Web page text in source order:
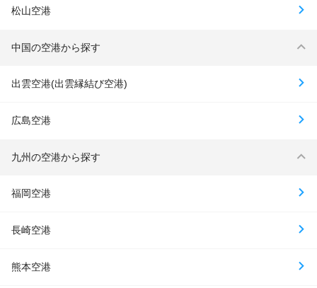
松山空港
中国の空港から探す
出雲空港(出雲縁結び空港)
広島空港
九州の空港から探す
福岡空港
長崎空港
熊本空港